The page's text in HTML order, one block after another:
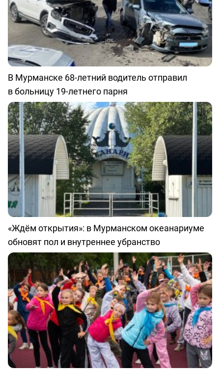
В Мурманске 68-летний водитель отправил
в больницу 19-летнего парня
«Ждём открытия»: в Мурманском океанариуме
обновят пол и внутреннее убранство